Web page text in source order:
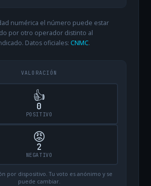
numérica el número puede estar
por otro operador distinto al
Datos oficiales: CNMC.
VALORACIÓN
👍
0
POSITIVO
😡
2
NEGATIVO
por dispositivo. Tu voto es anónimo y se
puede cambiar.